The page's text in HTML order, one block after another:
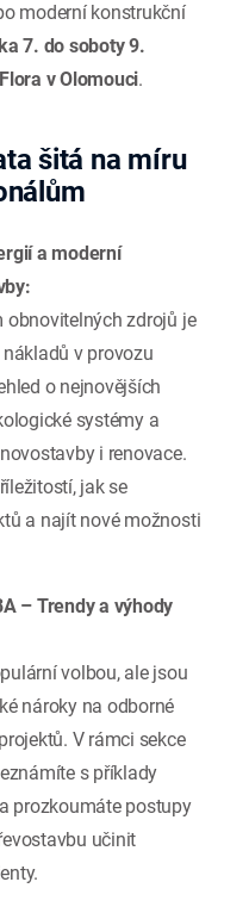
moderní konstrukční
7. do soboty 9.
v Olomouci.
šitá na míru
a moderní
obnovitelných zdrojů je
v provozu
o nejnovějších
systémy a
i renovace.
jak se
a najít nové možnosti
– Trendy a výhody
volbou, ale jsou
nároky na odborné
V rámci sekce
s příklady
prozkoumáte postupy
učinit